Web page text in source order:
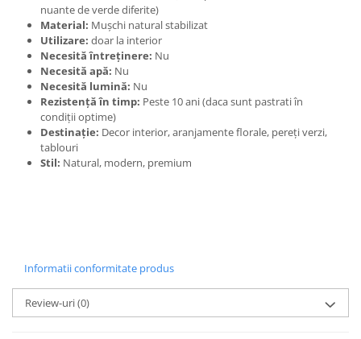
nuante de verde diferite)
Material: Mușchi natural stabilizat
Utilizare: doar la interior
Necesită întreținere: Nu
Necesită apă: Nu
Necesită lumină: Nu
Rezistență în timp: Peste 10 ani (daca sunt pastrati în
condiții optime)
Destinație: Decor interior, aranjamente florale, pereți verzi,
tablouri
Stil: Natural, modern, premium
Informatii conformitate produs
Review-uri(0)